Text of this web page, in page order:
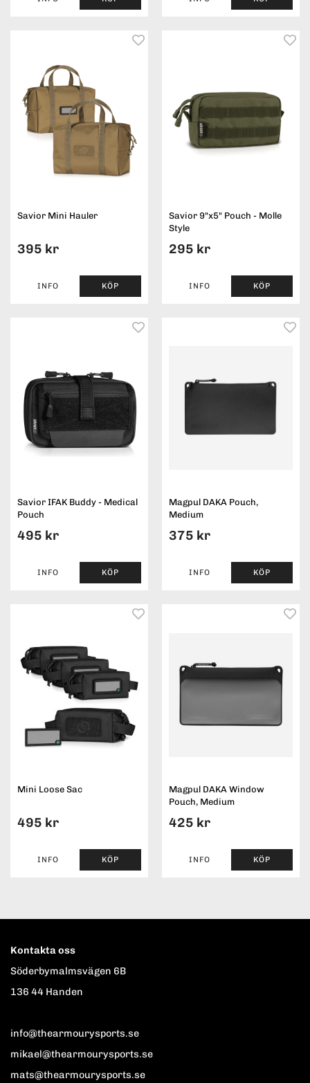
Savior Mini Hauler
395 kr
INFO KÖP
Savior 9"x5" Pouch - Molle
Style
295 kr
INFO KÖP
Savior IFAK Buddy - Medical
Pouch
495 kr
INFO KÖP
Magpul DAKA Pouch,
Medium
375 kr
INFO KÖP
Mini Loose Sac
495 kr
INFO KÖP
Magpul DAKA Window
Pouch, Medium
425 kr
INFO KÖP
Kontakta oss
Söderbymalmsvägen 6B
136 44 Handen
info@thearmourysports.se
mikael@thearmourysports.se
mats@thearmourysports.se